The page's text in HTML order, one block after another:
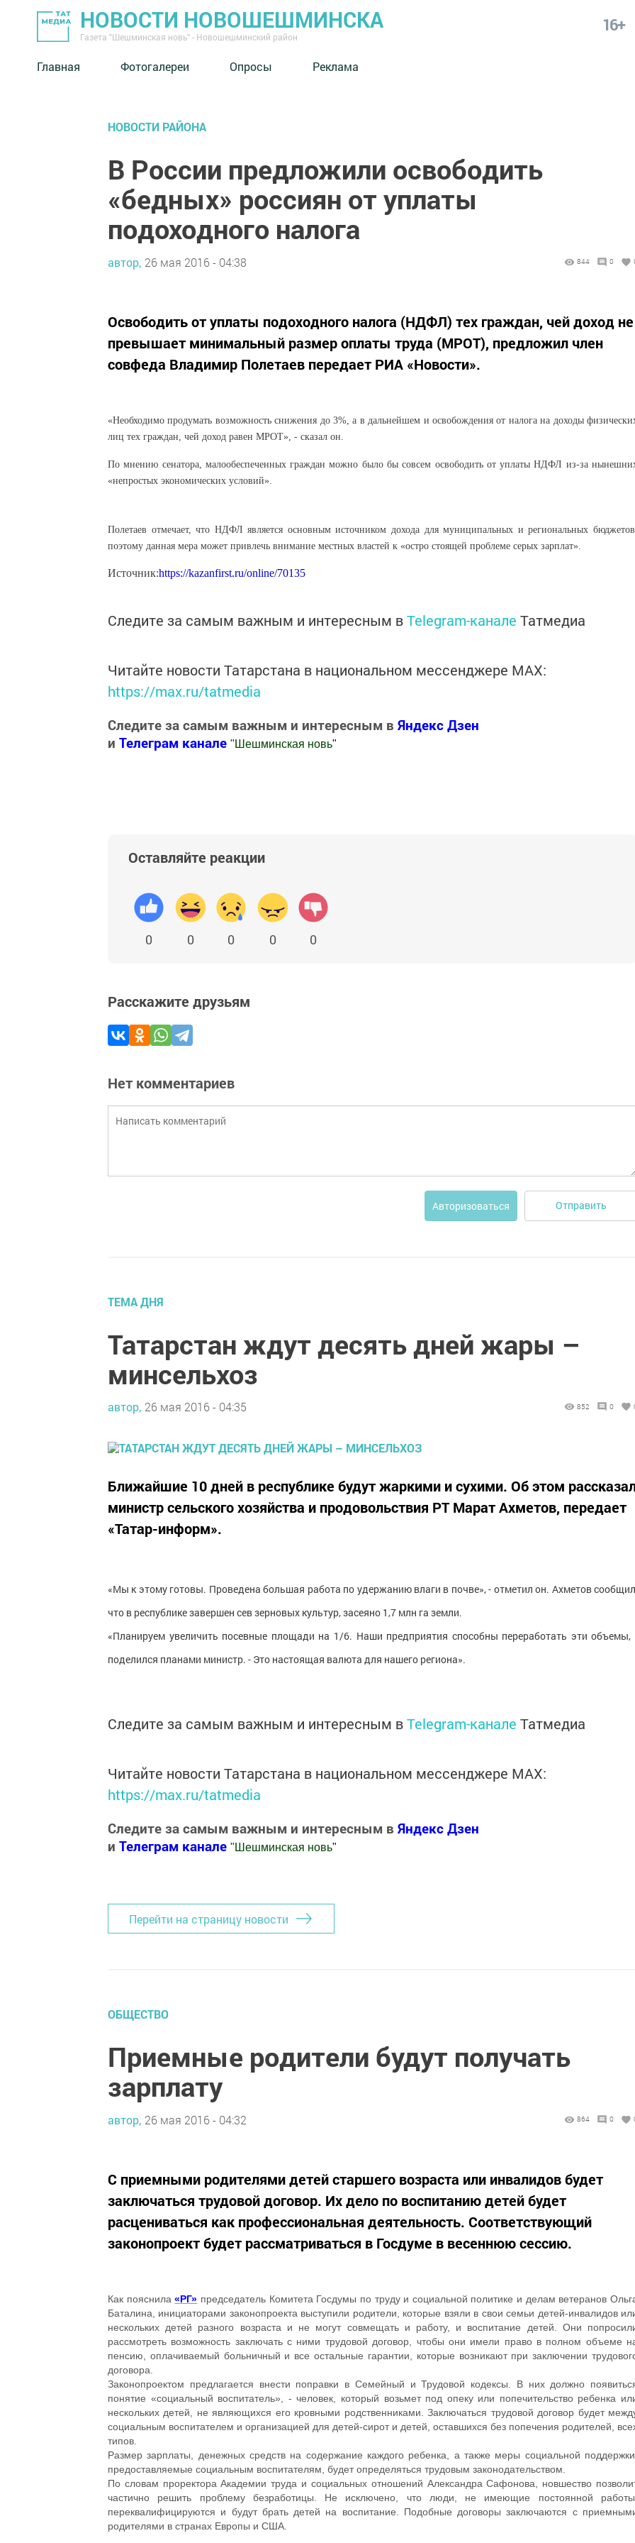
НОВОСТИ НОВОШЕШМИНСКА
Газета "Шешминская новь" - Новошешминский район
16+
Главная Фотогалереи Опросы Реклама
НОВОСТИ РАЙОНА
В России предложили освободить
«бедных» россиян от уплаты
подоходного налога
автор, 26 мая 2016 - 04:38 844 0
Освободить от уплаты подоходного налога (НДФЛ) тех граждан, чей доход не
превышает минимальный размер оплаты труда (МРОТ), предложил член
совфеда Владимир Полетаев передает РИА «Новости».
«Необходимо продумать возможность снижения до 3%, а в дальнейшем и освобождения от налога на доходы
лиц тех граждан, чей доход равен МРОТ», - сказал он.
По мнению сенатора, малообеспеченных граждан можно было бы совсем освободить от уплаты НДФЛ из-за
«непростых экономических условий».
Полетаев отмечает, что НДФЛ является основным источником дохода для муниципальных и региональных
поэтому данная мера может привлечь внимание местных властей к «остро стоящей проблеме серых зарплат».
Источник:https://kazanfirst.ru/online/70135
Следите за самым важным и интересным вTelegram-канале Татмедиа
Читайте новости Татарстана в национальном мессенджере MАХ:
https://max.ru/tatmedia
Следите за самым важным и интересным в Яндекс Дзен
и Телеграм канале " Шешминская новь"
Оставляйте реакции
0 0 0 0 0
Расскажите друзьям
Нет комментариев
Авторизоваться Отправить
ТЕМА ДНЯ
Татарстан ждут десять дней жары –
минсельхоз
автор, 26 мая 2016 - 04:35 852 0
Ближайшие 10 дней в республике будут жаркими и сухими. Об этом
министр сельского хозяйства и продовольствия РТ Марат Ахметов, передает
«Татар-информ».
«Мы к этому готовы. Проведена большая работа по удержанию влаги в почве», - отметил он. Ахметов
что в республике завершен сев зерновых культур, засеяно 1,7 млн га земли.
«Планируем увеличить посевные площади на 1/6. Наши предприятия способны переработать эти объемы,
поделился планами министр. - Это настоящая валюта для нашего региона».
Следите за самым важным и интересным вTelegram-канале Татмедиа
Читайте новости Татарстана в национальном мессенджере MАХ:
https://max.ru/tatmedia
Следите за самым важным и интересным в Яндекс Дзен
и Телеграм канале " Шешминская новь"
Перейти на страницу новости
ОБЩЕСТВО
Приемные родители будут получать
зарплату
автор, 26 мая 2016 - 04:32 864 0
С приемными родителями детей старшего возраста или инвалидов будет
заключаться трудовой договор. Их дело по воспитанию детей будет
расцениваться как профессиональная деятельность. Соответствующий
законопроект будет рассматриваться в Госдуме в весеннюю сессию.
Как пояснила«РГ» председатель Комитета Госдумы по труду и социальной политике и делам ветеранов
Баталина, инициаторами законопроекта выступили родители, которые взяли в свои семьи детей-инвалидов
нескольких детей разного возраста и не могут совмещать и работу, и воспитание детей. Они
рассмотреть возможность заключать с ними трудовой договор, чтобы они имели право в полном объеме
пенсию, оплачиваемый больничный и все остальные гарантии, которые возникают при заключении
договора.
Законопроектом предлагается внести поправки в Семейный и Трудовой кодексы. В них должно
понятие «социальный воспитатель», - человек, который возьмет под опеку или попечительство ребенка
нескольких детей, не являющихся его кровными родственниками. Заключаться трудовой договор будет
социальным воспитателем и организацией для детей-сирот и детей, оставшихся без попечения родителей,
типов.
Размер зарплаты, денежных средств на содержание каждого ребенка, а также меры социальной
предоставляемые социальным воспитателям, будет определяться трудовым законодательством.
По словам проректора Академии труда и социальных отношений Александра Сафонова, новшество
частично решить проблему безработицы. Не исключено, что люди, не имеющие постоянной
переквалифицируются и будут брать детей на воспитание. Подобные договоры заключаются с
родителями в странах Европы и США.